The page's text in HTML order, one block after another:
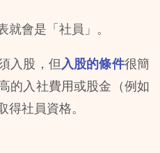
就會是「社員」。
入股，但入股的條件很簡
的入社費用或股金（例如
得社員資格。